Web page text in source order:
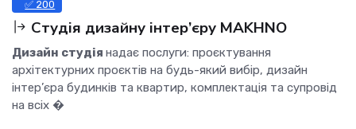
✅ 200
Cтудія дизайну інтер’єру MAKHNO
Дизайн студія надає послуги: проєктування
архітектурних проєктів на будь-який вибір, дизайн
інтер’єра будинків та квартир, комплектація та супровід
на всіх �